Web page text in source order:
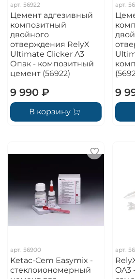
арт. 56922
Цемент адгезивный
композитный
двойного
отверждения RelyX
Ultimate Clicker A3
Опак - композитный
цемент (56922)
9 990 ₽
В корзину
арт.
9
арт. 56900
Ketac-Cem Easymix -
стеклоиономерный
арт.
OA3